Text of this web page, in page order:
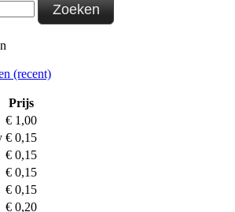
Zoeken
(recent)
Prijs
€ 1,00
€ 0,15
€ 0,15
€ 0,15
€ 0,15
€ 0,20